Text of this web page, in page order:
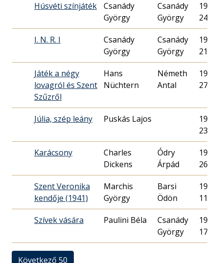
Húsvéti színjáték
Csanády
György
Csanády
György
24.
I. N. R. I
Csanády
György
Csanády
György
21.
Játék a négy
lovagról és Szent
Szűzről
Hans
Nüchtern
Németh
Antal
27.
Júlia, szép leány Puskás Lajos
23.
Karácsony
Charles
Dickens
Ódry
Árpád
26.
Szent Veronika
kendője (1941)
Marchis
György
Barsi
Ödön
11.
Szívek vására Paulini Béla
Csanády
György
17.
Következő 50